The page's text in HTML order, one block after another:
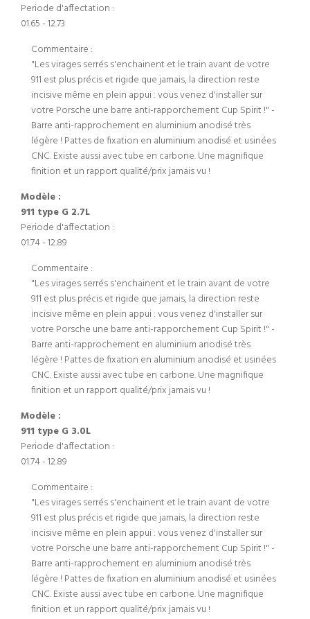
Periode d'affectation :
01.65 - 12.73
Commentaire :
"Les virages serrés s'enchainent et le train avant de votre
911 est plus précis et rigide que jamais, la direction reste
incisive même en plein appui : vous venez d'installer sur
votre Porsche une barre anti-rapporchement Cup Spirit !" -
Barre anti-rapprochement en aluminium anodisé très
légère ! Pattes de fixation en aluminium anodisé et usinées
CNC. Existe aussi avec tube en carbone. Une magnifique
finition et un rapport qualité/prix jamais vu !
Modèle :
911 type G 2.7L
Periode d'affectation :
01.74 - 12.89
Commentaire :
"Les virages serrés s'enchainent et le train avant de votre
911 est plus précis et rigide que jamais, la direction reste
incisive même en plein appui : vous venez d'installer sur
votre Porsche une barre anti-rapporchement Cup Spirit !" -
Barre anti-rapprochement en aluminium anodisé très
légère ! Pattes de fixation en aluminium anodisé et usinées
CNC. Existe aussi avec tube en carbone. Une magnifique
finition et un rapport qualité/prix jamais vu !
Modèle :
911 type G 3.0L
Periode d'affectation :
01.74 - 12.89
Commentaire :
"Les virages serrés s'enchainent et le train avant de votre
911 est plus précis et rigide que jamais, la direction reste
incisive même en plein appui : vous venez d'installer sur
votre Porsche une barre anti-rapporchement Cup Spirit !" -
Barre anti-rapprochement en aluminium anodisé très
légère ! Pattes de fixation en aluminium anodisé et usinées
CNC. Existe aussi avec tube en carbone. Une magnifique
finition et un rapport qualité/prix jamais vu !